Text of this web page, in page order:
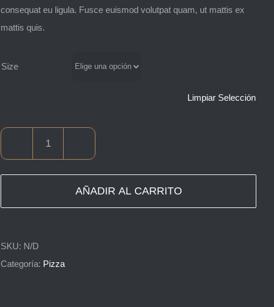
consequat eu ligula. Fusce euismod volutpat quam, ut mattis ex
mattis quis.
Size
Limpiar Selección
cantidadAÑADIR AL CARRITO
SKU: N/D
Categoría: Pizza